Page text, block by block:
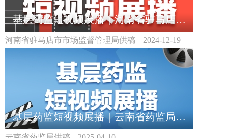
基层药监短视频展播｜河南省驻马店市市场监督管理局：牙膏真的能治病吗？
河南省驻马店市市场监督管理局供稿 2024-12-19
基层药监短视频展播｜云南省药监局：选对助听器 守护听力每一刻